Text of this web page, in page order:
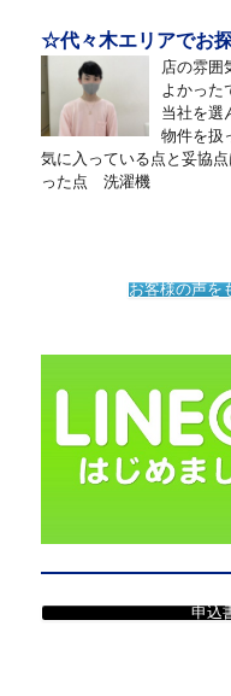
☆代々木エリアでお
店の雰囲
よかった
当社を選
物件を扱
気に入っている点と妥協
った点 洗濯機
お客様の声を
申込